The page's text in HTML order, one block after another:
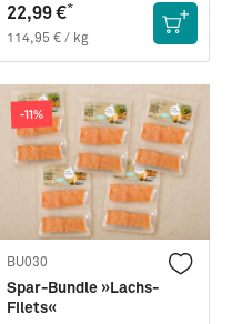
22,99 €*
114,95 € / kg
-11%
BU030
Spar-Bundle »Lachs-
Filets«